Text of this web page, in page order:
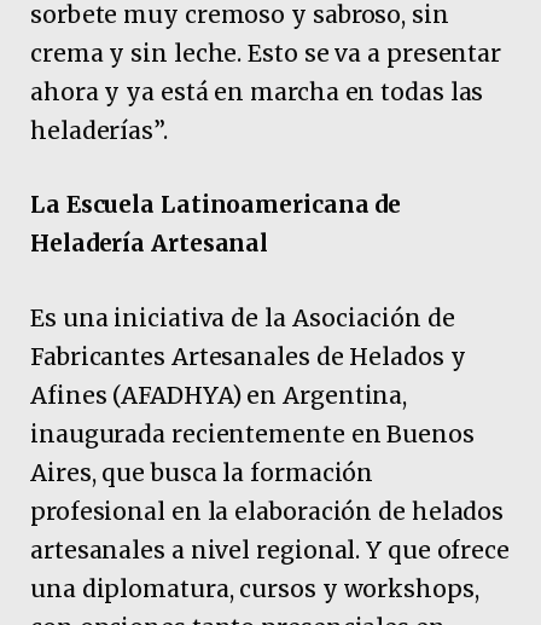
sorbete muy cremoso y sabroso, sin
crema y sin leche. Esto se va a presentar
ahora y ya está en marcha en todas las
heladerías”.
La Escuela Latinoamericana de
Heladería Artesanal
Es una iniciativa de la Asociación de
Fabricantes Artesanales de Helados y
Afines (AFADHYA) en Argentina,
inaugurada recientemente en Buenos
Aires, que busca la formación
profesional en la elaboración de helados
artesanales a nivel regional. Y que ofrece
una diplomatura, cursos y workshops,